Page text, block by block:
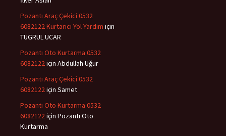
Pozantı Araç Çekici 0532
6082122 Kurtarıcı Yol Yardım için
TUGRUL UCAR
Pozantı Oto Kurtarma 0532
6082122için Abdullah Uğur
Pozantı Araç Çekici 0532
6082122için Samet
Pozantı Oto Kurtarma 0532
6082122için Pozantı Oto
Kurtarma